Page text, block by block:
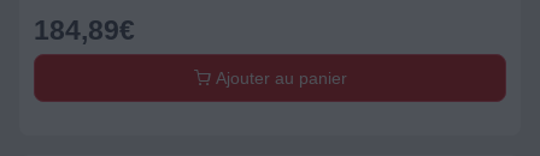
184,89€
Ajouter au panier